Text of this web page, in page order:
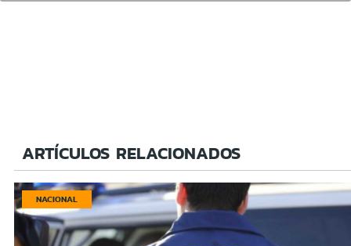
ARTÍCULOS RELACIONADOS
NACIONAL